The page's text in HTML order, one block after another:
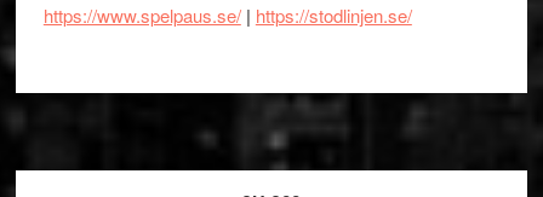
https://www.spelpaus.se/| https://stodlinjen.se/